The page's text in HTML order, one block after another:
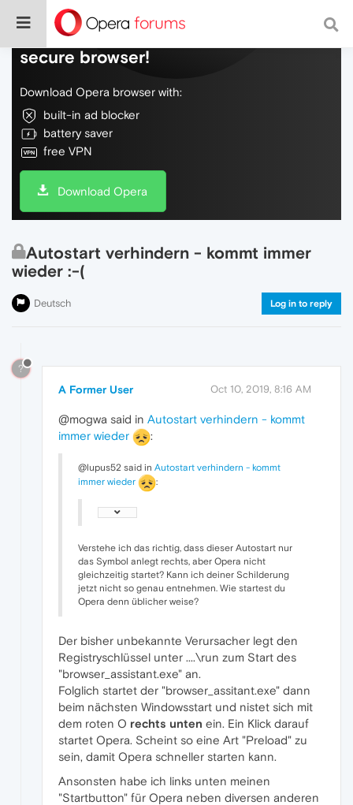
Do more on the web, with a fast and
secure browser!
Download Opera browser with:
built-in ad blocker
battery saver
free VPN
Download Opera
Autostart verhindern - kommt immer
wieder :-(
Deutsch Log in to reply
?
A Former User Oct 10, 2019, 8:16 AM
@mogwa said in Autostart verhindern - kommt
immer wieder
:
@lupus52 said in Autostart verhindern - kommt
immer wieder
:
Verstehe ich das richtig, dass dieser Autostart nur
das Symbol anlegt rechts, aber Opera nicht
gleichzeitig startet? Kann ich deiner Schilderung
jetzt nicht so genau entnehmen. Wie startest du
Opera denn üblicher weise?
Der bisher unbekannte Verursacher legt den
Registryschlüssel unter ....\run zum Start des
"browser_assistant.exe" an.
Folglich startet der "browser_assitant.exe" dann
beim nächsten Windowsstart und nistet sich mit
dem roten O rechts unten ein. Ein Klick darauf
startet Opera. Scheint so eine Art "Preload" zu
sein, damit Opera schneller starten kann.
Ansonsten habe ich links unten meinen
"Startbutton" für Opera neben diversen anderen